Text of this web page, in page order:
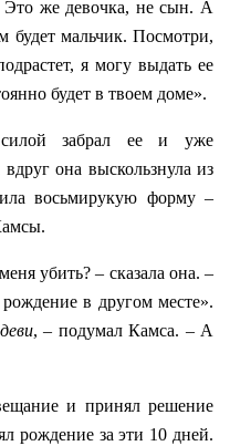
Это же девочка, не сын. А
будет мальчик. Посмотри,
я могу выдать ее
будет в твоем доме».
забрал ее и уже
она выскользнула из
восьмирукую форму –
убить? – сказала она. –
в другом месте».
, – подумал Камса. – А
и принял решение
рождение за эти 10 дней.